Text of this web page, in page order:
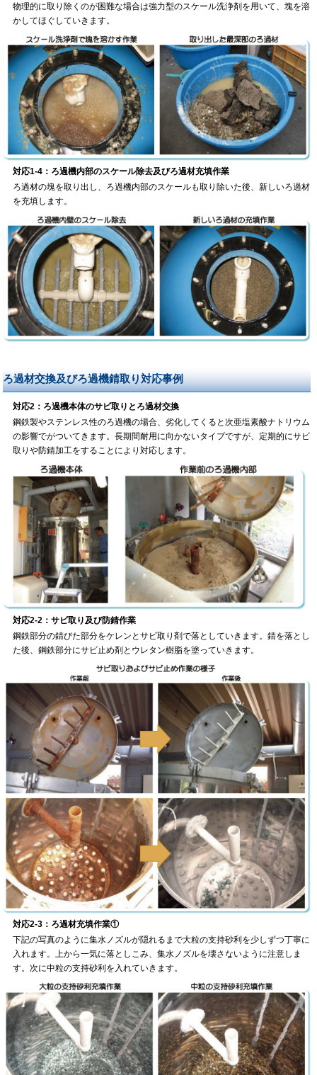
物理的に取り除くのが困難な場合は強力型のスケール洗浄剤を用いて、塊を溶
かしてほぐしていきます。
対応1-4：ろ過機内部のスケール除去及びろ過材充填作業
ろ過材の塊を取り出し、ろ過機内部のスケールも取り除いた後、新しいろ過材
を充填します。
ろ過材交換及びろ過機錆取り対応事例
対応2：ろ過機本体のサビ取りとろ過材交換
鋼鉄製やステンレス性のろ過機の場合、劣化してくると次亜塩素酸ナトリウム
の影響でがついてきます。長期間耐用に向かないタイプですが、定期的にサビ
取りや防錆加工をすることにより対応します。
対応2-2：サビ取り及び防錆作業
鋼鉄部分の錆びた部分をケレンとサビ取り剤で落としていきます。錆を落とし
た後、鋼鉄部分にサビ止め剤とウレタン樹脂を塗っていきます。
対応2-3：ろ過材充填作業①
下記の写真のように集水ノズルが隠れるまで大粒の支持砂利を少しずつ丁寧に
入れます。上から一気に落としこみ、集水ノズルを壊さないように注意しま
す。次に中粒の支持砂利を入れていきます。